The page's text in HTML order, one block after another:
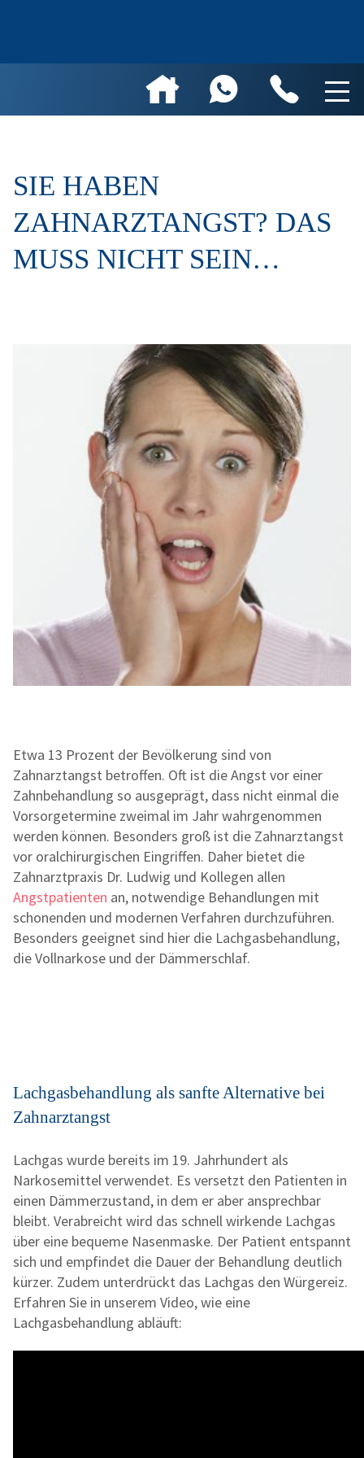
SIE HABEN
ZAHNARZTANGST? DAS
MUSS NICHT SEIN…
Etwa 13 Prozent der Bevölkerung sind von
Zahnarztangst betroffen. Oft ist die Angst vor einer
Zahnbehandlung so ausgeprägt, dass nicht einmal die
Vorsorgetermine zweimal im Jahr wahrgenommen
werden können. Besonders groß ist die Zahnarztangst
vor oralchirurgischen Eingriffen. Daher bietet die
Zahnarztpraxis Dr. Ludwig und Kollegen allen
Angstpatienten an, notwendige Behandlungen mit
schonenden und modernen Verfahren durchzuführen.
Besonders geeignet sind hier die Lachgasbehandlung,
die Vollnarkose und der Dämmerschlaf.
Lachgasbehandlung als sanfte Alternative bei
Zahnarztangst
Lachgas wurde bereits im 19. Jahrhundert als
Narkosemittel verwendet. Es versetzt den Patienten in
einen Dämmerzustand, in dem er aber ansprechbar
bleibt. Verabreicht wird das schnell wirkende Lachgas
über eine bequeme Nasenmaske. Der Patient entspannt
sich und empfindet die Dauer der Behandlung deutlich
kürzer. Zudem unterdrückt das Lachgas den Würgereiz.
Erfahren Sie in unserem Video, wie eine
Lachgasbehandlung abläuft: